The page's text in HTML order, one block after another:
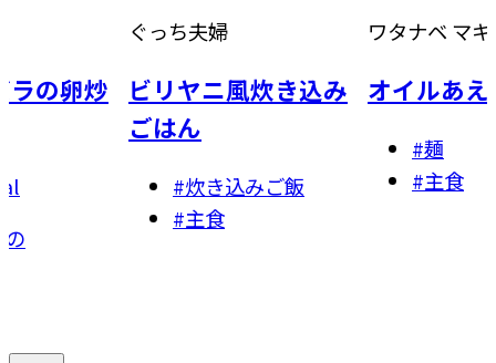
炊き込み
みご飯
ワタナベ マキ
オイルあえそば
#
#主食
八木 佳奈
「博多あ
#お菓